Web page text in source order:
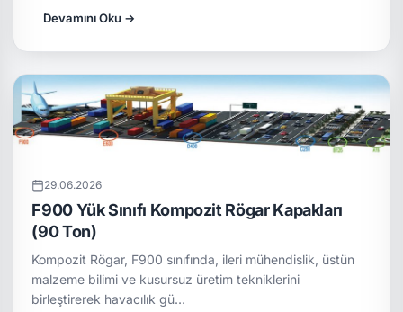
Devamını Oku →
29.06.2026
F900 Yük Sınıfı Kompozit Rögar Kapakları
(90 Ton)
Kompozit Rögar, F900 sınıfında, ileri mühendislik, üstün
malzeme bilimi ve kusursuz üretim tekniklerini
birleştirerek havacılık gü…